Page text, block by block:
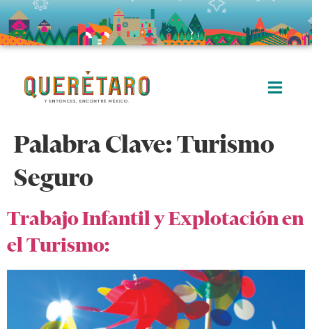
Palabra Clave:Turismo
Seguro
Trabajo Infantil y Explotación en
el Turismo: